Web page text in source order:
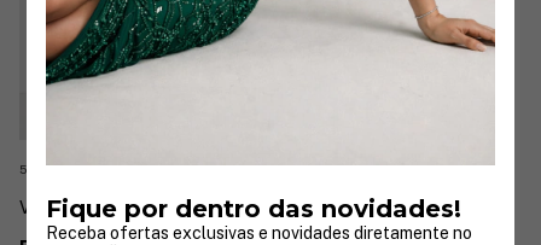
Vestido Nanda Moderno Longo
5 cores
Fique por dentro das novidades!
Receba ofertas exclusivas e novidades diretamente no